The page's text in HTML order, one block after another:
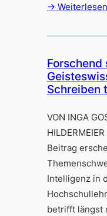
→ Weiterlesen
Schreiben
VON INGA
Beitrag
Intelligenz in
betrifft längst